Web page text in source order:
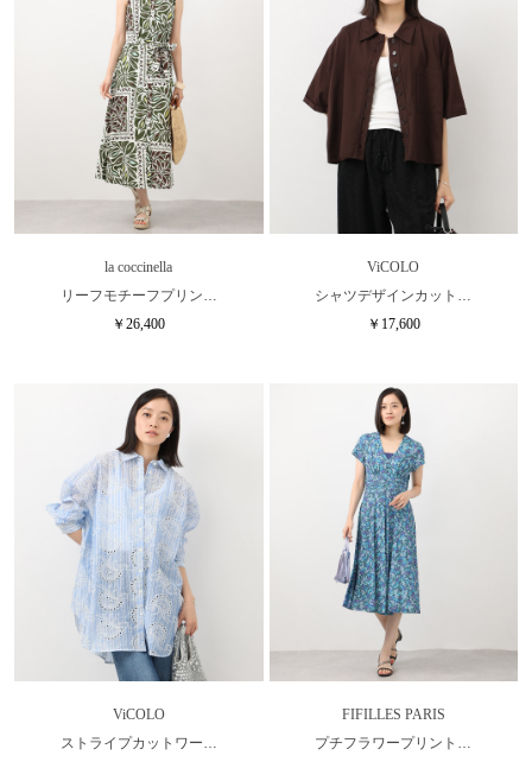
la coccinella
リーフモチーフプリン…
￥26,400
ViCOLO
シャツデザインカット…
￥17,600
ViCOLO
ストライプカットワー…
FIFILLES PARIS
プチフラワープリント…